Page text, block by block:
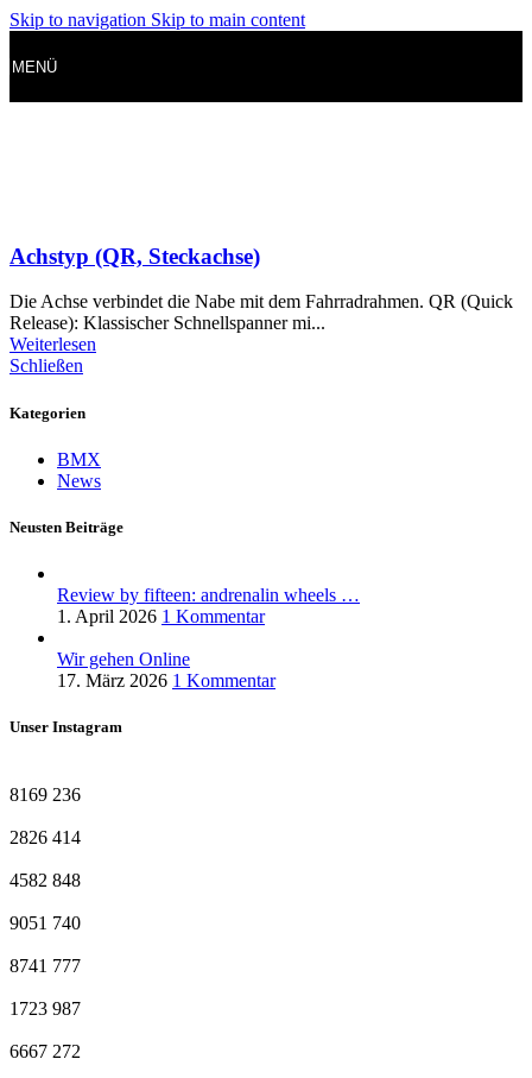
Skip to navigation Skip to main content
MENÜ
Achstyp (QR, Steckachse)
Die Achse verbindet die Nabe mit dem Fahrradrahmen. QR (Quick
Release): Klassischer Schnellspanner mi...
Weiterlesen
Schließen
Kategorien
BMX
News
Neusten Beiträge
Review by fifteen: andrenalin wheels …
1. April 2026 1 Kommentar
Wir gehen Online
17. März 2026 1 Kommentar
Unser Instagram
8169 236
2826 414
4582 848
9051 740
8741 777
1723 987
6667 272